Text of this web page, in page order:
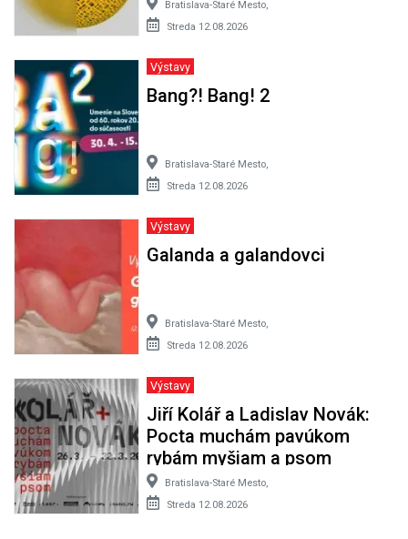
Bratislava-Staré Mesto,
Streda 12.08.2026
Výstavy
Bang?! Bang! 2
Bratislava-Staré Mesto,
Streda 12.08.2026
Výstavy
Galanda a galandovci
Bratislava-Staré Mesto,
Streda 12.08.2026
Výstavy
Jiří Kolář a Ladislav Novák:
Pocta muchám pavúkom
rybám myšiam a psom
Bratislava-Staré Mesto,
Streda 12.08.2026